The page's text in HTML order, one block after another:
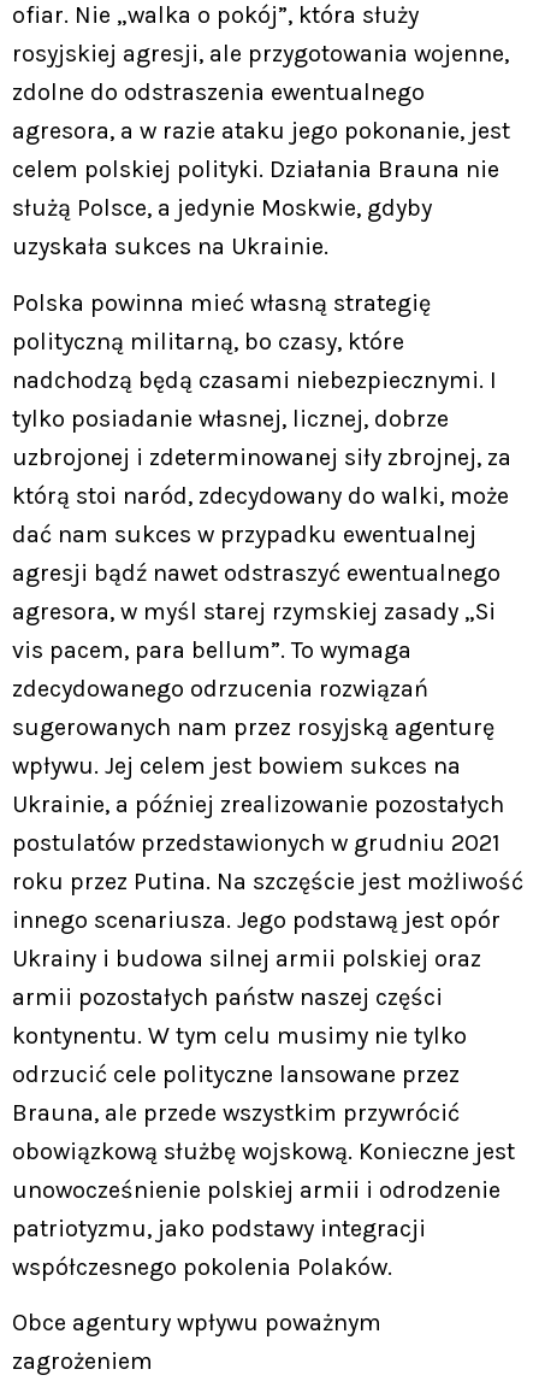
ofiar. Nie „walka o pokój”, która służy
rosyjskiej agresji, ale przygotowania wojenne,
zdolne do odstraszenia ewentualnego
agresora, a w razie ataku jego pokonanie, jest
celem polskiej polityki. Działania Brauna nie
służą Polsce, a jedynie Moskwie, gdyby
uzyskała sukces na Ukrainie.
Polska powinna mieć własną strategię
polityczną militarną, bo czasy, które
nadchodzą będą czasami niebezpiecznymi. I
tylko posiadanie własnej, licznej, dobrze
uzbrojonej i zdeterminowanej siły zbrojnej, za
którą stoi naród, zdecydowany do walki, może
dać nam sukces w przypadku ewentualnej
agresji bądź nawet odstraszyć ewentualnego
agresora, w myśl starej rzymskiej zasady „Si
vis pacem, para bellum”. To wymaga
zdecydowanego odrzucenia rozwiązań
sugerowanych nam przez rosyjską agenturę
wpływu. Jej celem jest bowiem sukces na
Ukrainie, a później zrealizowanie pozostałych
postulatów przedstawionych w grudniu 2021
roku przez Putina. Na szczęście jest możliwość
innego scenariusza. Jego podstawą jest opór
Ukrainy i budowa silnej armii polskiej oraz
armii pozostałych państw naszej części
kontynentu. W tym celu musimy nie tylko
odrzucić cele polityczne lansowane przez
Brauna, ale przede wszystkim przywrócić
obowiązkową służbę wojskową. Konieczne jest
unowocześnienie polskiej armii i odrodzenie
patriotyzmu, jako podstawy integracji
współczesnego pokolenia Polaków.
Obce agentury wpływu poważnym
zagrożeniem